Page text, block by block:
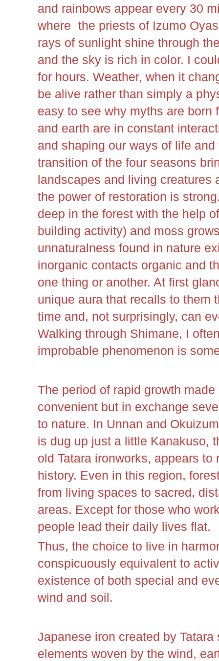
and rainbows appear every 30
where the priests of Izumo
rays of sunlight shine through
and the sky is rich in color. I
for hours. Weather, when it
be alive rather than simply a
easy to see why myths are born
and earth are in constant
and shaping our ways of life
transition of the four seasons
landscapes and living creatures
the power of restoration is
deep in the forest with the help
building activity) and moss
unnaturalness found in nature
inorganic contacts organic and
one thing or another. At first
unique aura that recalls to them
time and, not surprisingly, can
Walking through Shimane, I
improbable phenomenon is
The period of rapid growth
convenient but in exchange
to nature. In Unnan and
is dug up just a little Kanakuso,
old Tatara ironworks, appears to
history. Even in this region,
from living spaces to sacred,
areas. Except for those who
people lead their daily lives flat.
Thus, the choice to live in
conspicuously equivalent to
existence of both special and
wind and soil.
Japanese iron created by
elements woven by the wind,